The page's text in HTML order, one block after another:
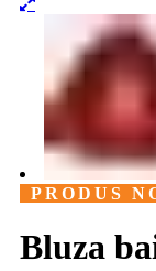
PRODUS
Bluza